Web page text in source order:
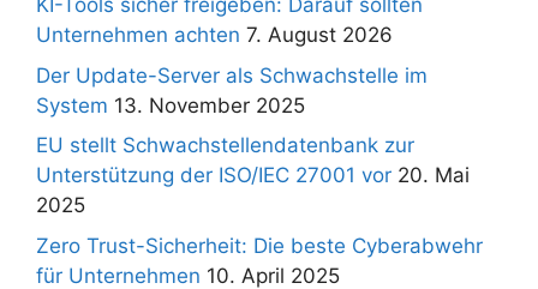
KI-Tools sicher freigeben: Darauf sollten
Unternehmen achten 7. August 2026
Der Update-Server als Schwachstelle im
System 13. November 2025
EU stellt Schwachstellendatenbank zur
Unterstützung der ISO/IEC 27001 vor 20. Mai
2025
Zero Trust-Sicherheit: Die beste Cyberabwehr
für Unternehmen 10. April 2025